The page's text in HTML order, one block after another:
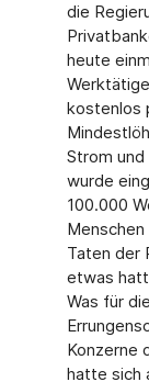
die
heute
kostenlos
Strom
wurde
100.000
Taten der
etwas
Was für
Konzerne
hatte sich